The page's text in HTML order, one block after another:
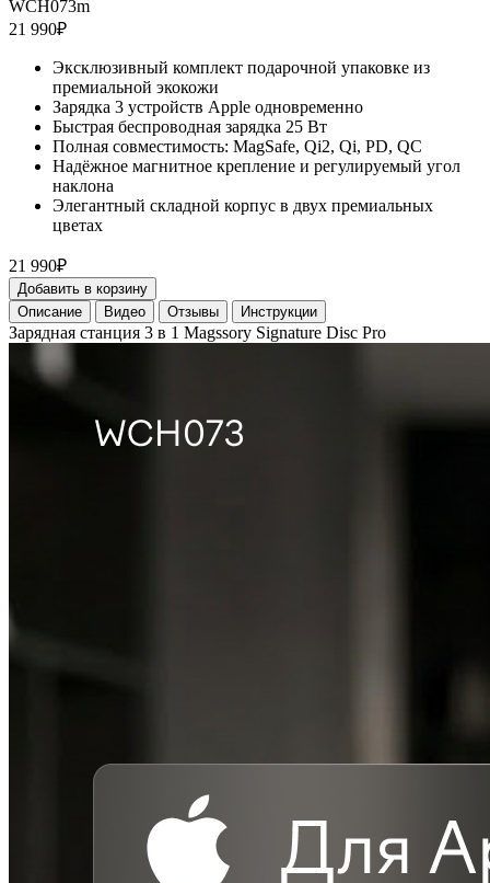
WCH073m
21 990₽
Эксклюзивный комплект подарочной упаковке из
премиальной экокожи
Зарядка 3 устройств Apple одновременно
Быстрая беспроводная зарядка 25 Вт
Полная совместимость: MagSafe, Qi2, Qi, PD, QC
Надёжное магнитное крепление и регулируемый угол
наклона
Элегантный складной корпус в двух премиальных
цветах
21 990₽
Добавить в корзину
Описание
Видео Отзывы Инструкции
Зарядная станция 3 в 1 Magssory Signature Disc Pro